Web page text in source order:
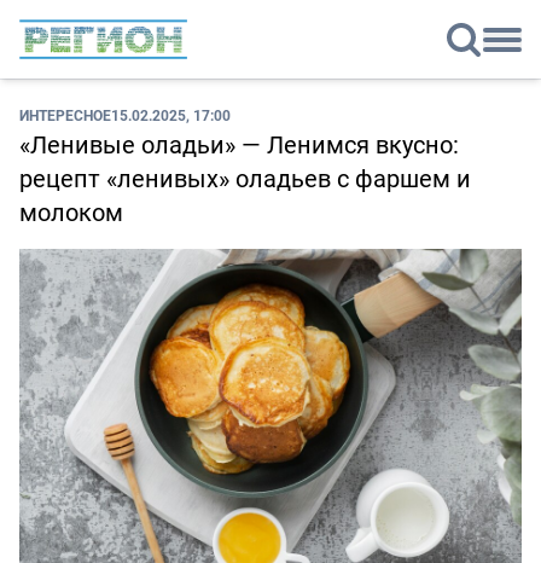
ИНТЕРЕСНОЕ15.02.2025, 17:00
«Ленивые оладьи» — Ленимся вкусно:
рецепт «ленивых» оладьев с фаршем и
молоком